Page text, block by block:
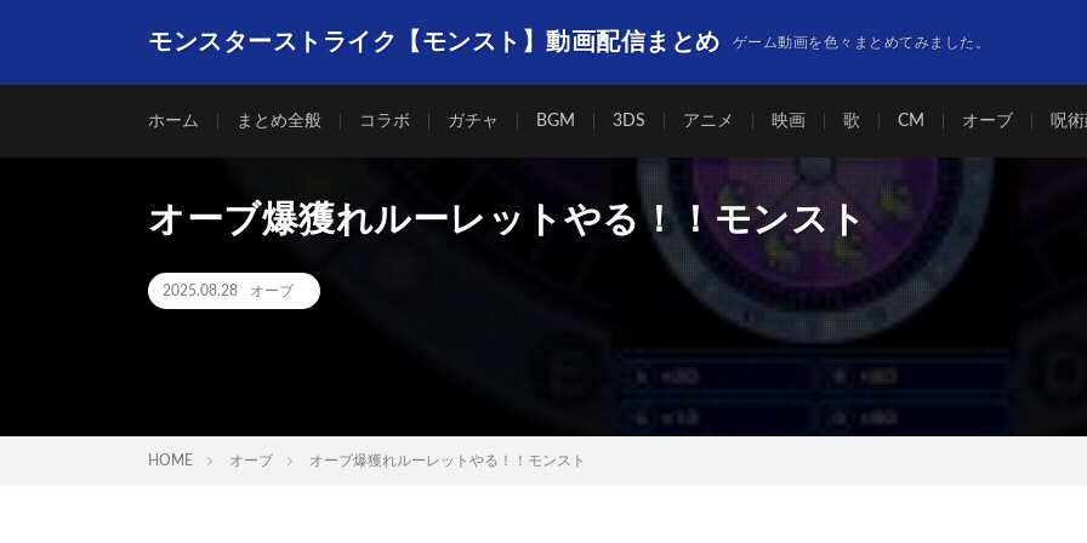
モンスターストライク【モンスト】動画配信まとめ ゲーム動画を色々まとめてみました。
ホーム まとめ全般 コラボ ガチャ BGM 3DS アニメ 映画 歌 CM オーブ 呪
オーブ爆獲れルーレットやる！！モンスト
2025.08.28 オーブ
HOME オーブ オーブ爆獲れルーレットやる！！モンスト